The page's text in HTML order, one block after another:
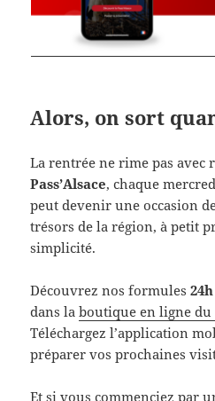
Alors, on sort
La rentrée ne rime pas avec
Pass’Alsace, chaque
peut devenir une occasion
trésors de la région, à petit
simplicité.
Découvrez nos formules
dans laboutique en ligne du
Téléchargez l’application
préparer vos prochaines
Et si vous commenciez par